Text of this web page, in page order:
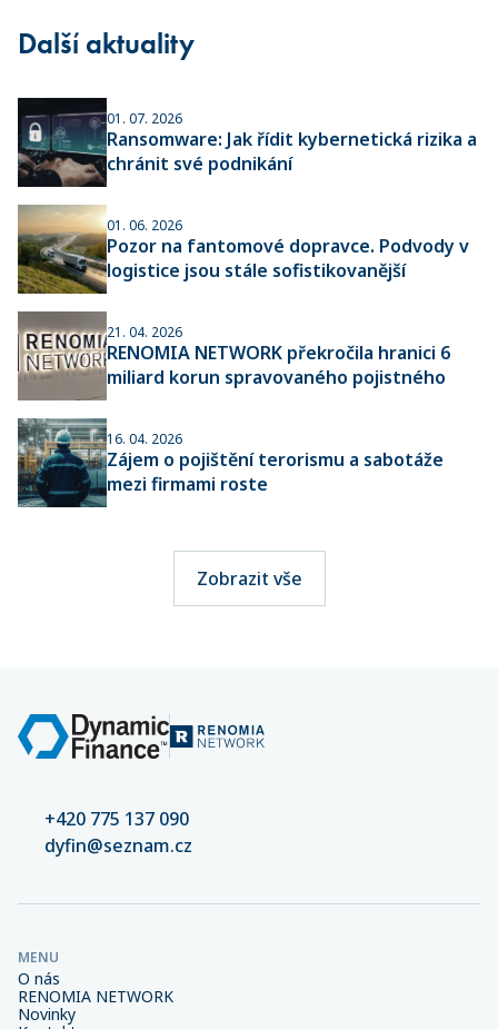
Další aktuality
01. 07. 2026
Ransomware: Jak řídit kybernetická rizika a
chránit své podnikání
01. 06. 2026
Pozor na fantomové dopravce. Podvody v
logistice jsou stále sofistikovanější
21. 04. 2026
RENOMIA NETWORK překročila hranici 6
miliard korun spravovaného pojistného
16. 04. 2026
Zájem o pojištění terorismu a sabotáže
mezi firmami roste
Zobrazit vše
+420 775 137 090
dyfin@seznam.cz
MENU
O nás
RENOMIA NETWORK
Novinky